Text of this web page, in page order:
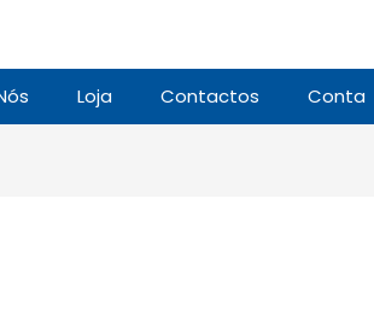
Loja Contactos Conta